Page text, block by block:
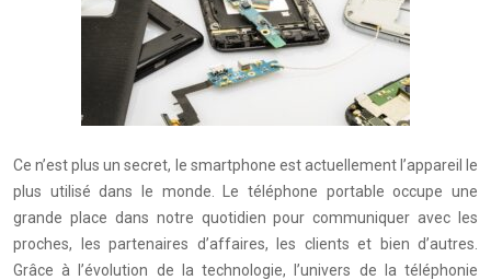
Ce n’est plus un secret, le smartphone est actuellement l’appareil le
plus utilisé dans le monde. Le téléphone portable occupe une
grande place dans notre quotidien pour communiquer avec les
proches, les partenaires d’affaires, les clients et bien d’autres.
Grâce à l’évolution de la technologie, l’univers de la téléphonie